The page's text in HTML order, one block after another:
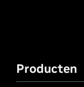
Producten